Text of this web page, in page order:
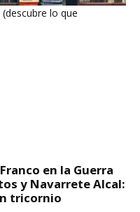
(descubre lo que